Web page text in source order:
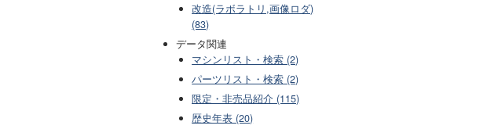
改造(ラボラトリ,画像ロダ)
(83)
データ関連
マシンリスト・検索 (2)
パーツリスト・検索 (2)
限定・非売品紹介 (115)
歴史年表 (20)